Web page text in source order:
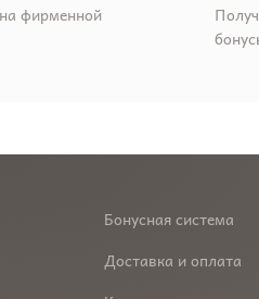
фирменной
Бонусная система
Доставка и оплата